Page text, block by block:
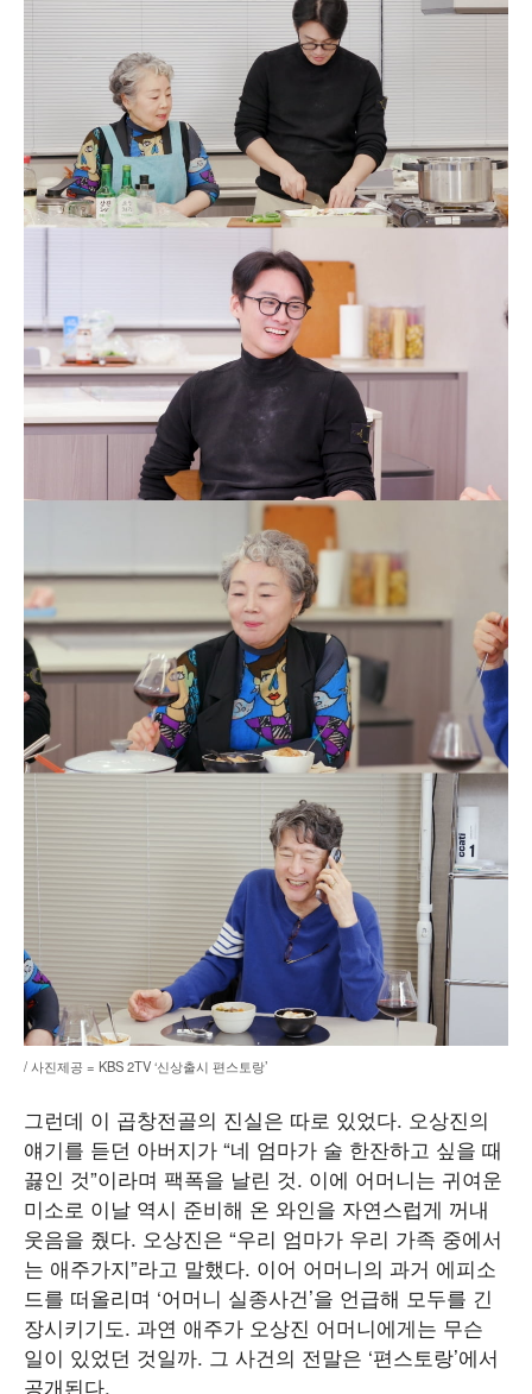
/ 사진제공 = KBS 2TV ‘신상출시 편스토랑’
그런데 이 곱창전골의 진실은 따로 있었다. 오상진의
얘기를 듣던 아버지가 “네 엄마가 술 한잔하고 싶을 때
끓인 것”이라며 팩폭을 날린 것. 이에 어머니는 귀여운
미소로 이날 역시 준비해 온 와인을 자연스럽게 꺼내
웃음을 줬다. 오상진은 “우리 엄마가 우리 가족 중에서
는 애주가지”라고 말했다. 이어 어머니의 과거 에피소
드를 떠올리며 ‘어머니 실종사건’을 언급해 모두를 긴
장시키기도. 과연 애주가 오상진 어머니에게는 무슨
일이 있었던 것일까. 그 사건의 전말은 ‘편스토랑’에서
공개된다.